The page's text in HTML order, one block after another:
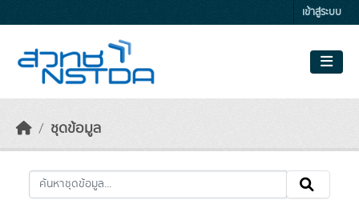
เข้าสู่ระบบ
ชุดข้อมูล